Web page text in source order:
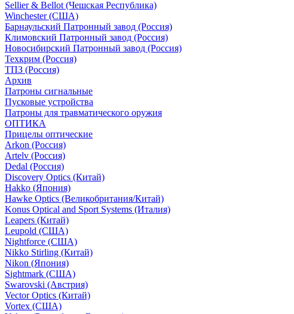
Sellier & Bellot (Чешская Республика)
Winchester (США)
Барнаульский Патронный завод (Россия)
Климовский Патронный завод (Россия)
Новосибирский Патронный завод (Россия)
Техкрим (Россия)
ТПЗ (Россия)
Архив
Патроны сигнальные
Пусковые устройства
Патроны для травматического оружия
ОПТИКА
Прицелы оптические
Arkon (Россия)
Artelv (Россия)
Dedal (Россия)
Discovery Optics (Китай)
Hakko (Япония)
Hawke Optics (Великобритания/Китай)
Konus Optical and Sport Systems (Италия)
Leapers (Китай)
Leupold (США)
Nightforce (США)
Nikko Stirling (Китай)
Nikon (Япония)
Sightmark (США)
Swarovski (Австрия)
Vector Optics (Китай)
Vortex (США)